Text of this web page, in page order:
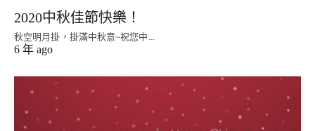
2020中秋佳節快樂！
秋空明月掛，掛滿中秋意~祝您中...
6 年 ago